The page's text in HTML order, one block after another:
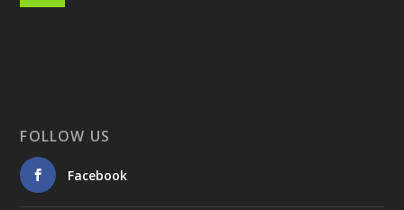
FOLLOW US
Facebook